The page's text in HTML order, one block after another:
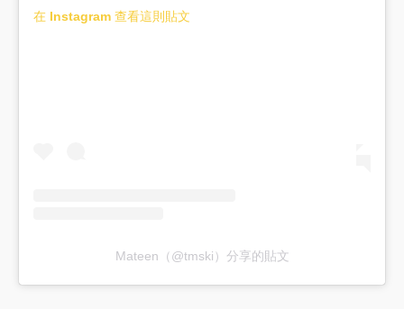
在 Instagram 查看這則貼文
Mateen（@tmski）分享的貼文